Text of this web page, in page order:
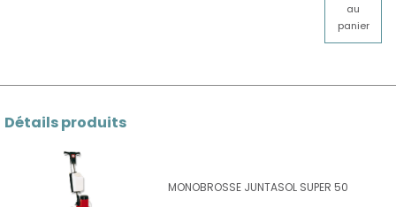
au
panier
Détails produits
MONOBROSSE JUNTASOL SUPER 50